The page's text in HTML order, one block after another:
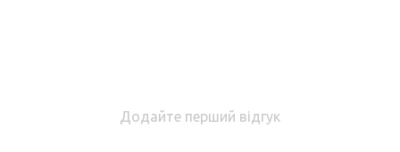
Додайте перший відгук